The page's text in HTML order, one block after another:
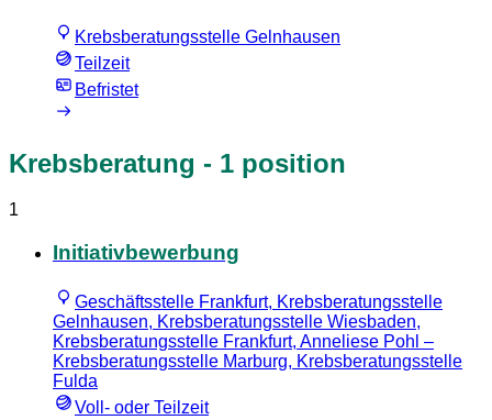
Krebsberatungsstelle Gelnhausen
Teilzeit
Befristet
Krebsberatung - 1 position
1
Initiativbewerbung
Geschäftsstelle Frankfurt, Krebsberatungsstelle
Gelnhausen, Krebsberatungsstelle Wiesbaden,
Krebsberatungsstelle Frankfurt, Anneliese Pohl –
Krebsberatungsstelle Marburg, Krebsberatungsstelle
Fulda
Voll- oder Teilzeit